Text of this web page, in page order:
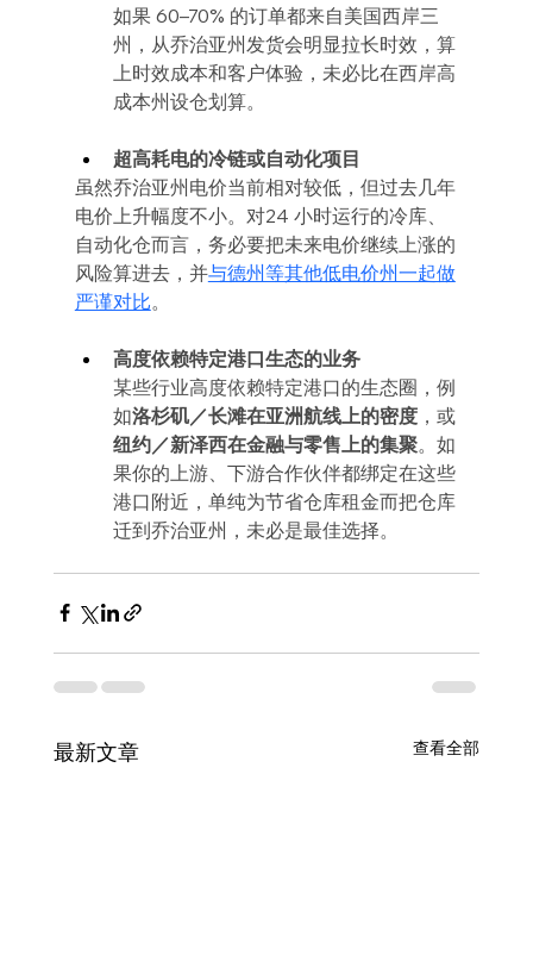
如果 60–70% 的订单都来自美国西岸三
州，从乔治亚州发货会明显拉长时效，算
上时效成本和客户体验，未必比在西岸高
成本州设仓划算。
超高耗电的冷链或自动化项目
虽然乔治亚州电价当前相对较低，但过去几年
电价上升幅度不小。对24 小时运行的冷库、
自动化仓而言，务必要把未来电价继续上涨的
风险算进去，并与德州等其他低电价州一起做
严谨对比。
高度依赖特定港口生态的业务
某些行业高度依赖特定港口的生态圈，例
如洛杉矶／长滩在亚洲航线上的密度，或
纽约／新泽西在金融与零售上的集聚。如
果你的上游、下游合作伙伴都绑定在这些
港口附近，单纯为节省仓库租金而把仓库
迁到乔治亚州，未必是最佳选择。
最新文章 查看全部